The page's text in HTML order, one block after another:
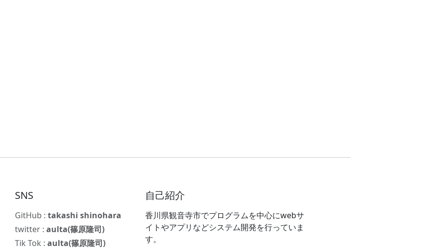
SNS
GitHub :takashi shinohara
twitter :aulta(篠原隆司)
Tik Tok :aulta(篠原隆司)
自己紹介
香川県観音寺市でプログラムを中心にwebサ
イトやアプリなどシステム開発を行っていま
す。